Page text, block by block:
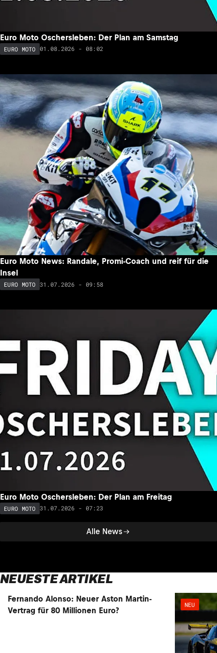
Alle News
Euro Moto Oschersleben: Der Plan am Samstag
EURO MOTO 01.08.2026 - 08:02
Euro Moto News: Randale, Promi-Coach und reif für die
Insel
EURO MOTO 31.07.2026 - 09:58
Euro Moto Oschersleben: Der Plan am Freitag
EURO MOTO 31.07.2026 - 07:23
NEUESTE ARTIKEL
NEU